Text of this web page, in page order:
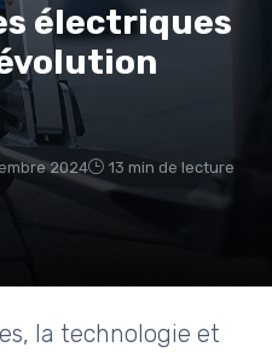
électriques
2024 13 min de lecture
la technologie et